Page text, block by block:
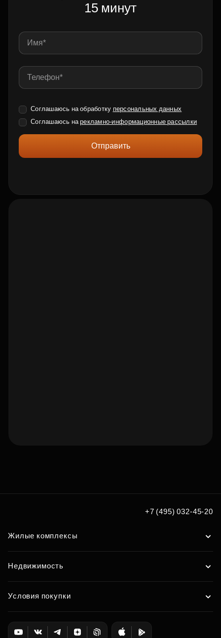
15 минут
Соглашаюсь на обработку персональных данных
Соглашаюсь нарекламно-информационные рассылки
Отправить
+7 (495) 032-45-20
Жилые комплексы
Недвижимость
Условия покупки